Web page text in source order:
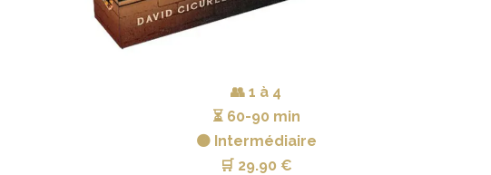
👥 1 à 4
⏳ 60-90 min
🟠 Intermédiaire
🛒 29.90 €